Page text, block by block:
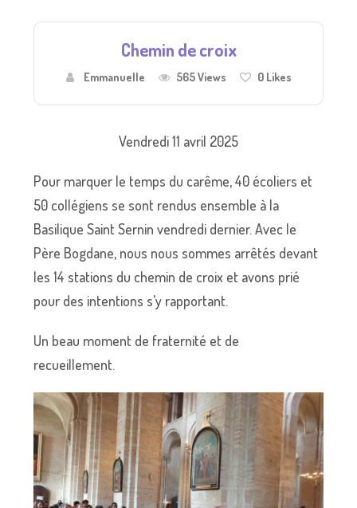
Chemin de croix
Emmanuelle 565 Views 0Likes
Vendredi 11 avril 2025
Pour marquer le temps du carême, 40 écoliers et
50 collégiens se sont rendus ensemble à la
Basilique Saint Sernin vendredi dernier. Avec le
Père Bogdane, nous nous sommes arrêtés devant
les 14 stations du chemin de croix et avons prié
pour des intentions s’y rapportant.
Un beau moment de fraternité et de
recueillement.